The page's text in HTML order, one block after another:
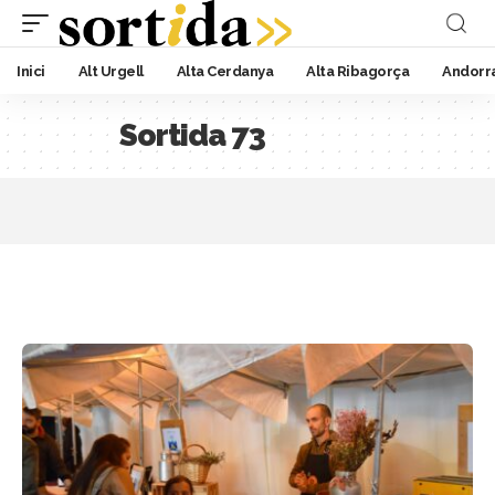
Inici Alt Urgell Alta Cerdanya Alta Ribagorça
Sortida 73